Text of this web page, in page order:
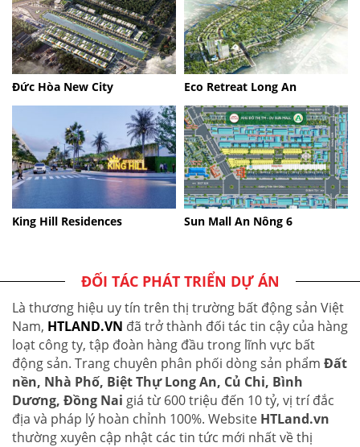
Đức Hòa New City Eco Retreat Long An
King Hill Residences Sun Mall An Nông 6
ĐỐI TÁC PHÁT TRIỂN DỰ ÁN
Là thương hiệu uy tín trên thị trường bất động sản Việt
Nam, HTLAND.VN đã trở thành đối tác tin cậy của hàng
loạt công ty, tập đoàn hàng đầu trong lĩnh vực bất
động sản. Trang chuyên phân phối dòng sản phẩm Đất
nền, Nhà Phố, Biệt Thự Long An, Củ Chi, Bình
Dương, Đồng Nai giá từ 600 triệu đến 10 tỷ, vị trí đắc
địa và pháp lý hoàn chỉnh 100%. Website HTLand.vn
thường xuyên cập nhật các tin tức mới nhất về thị